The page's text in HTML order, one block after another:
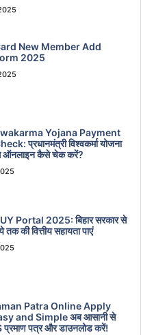
New Member Add
2025
Yojana Payment
प्रधानमंत्री विश्वकर्मा योजना
ऑनलाइन कैसे चेक करें?
Portal 2025: बिहार सरकार से
की वित्तीय सहायता पाएं
Patra Online Apply
and Simple अब आसानी से
प्रमाण पत्र और डाउनलोड करें!